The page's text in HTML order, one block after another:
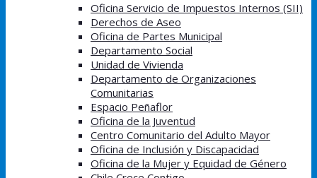
Oficina Servicio de Impuestos Internos (SII)
Derechos de Aseo
Oficina de Partes Municipal
Departamento Social
Unidad de Vivienda
Departamento de Organizaciones
Comunitarias
Espacio Peñaflor
Oficina de la Juventud
Centro Comunitario del Adulto Mayor
Oficina de Inclusión y Discapacidad
Oficina de la Mujer y Equidad de Género